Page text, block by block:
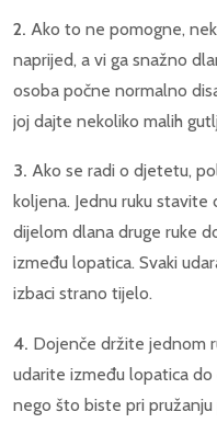
2. Ako to ne pomogne,
naprijed, a vi ga snažno
osoba počne normalno
joj dajte nekoliko malih
3. Ako se radi o djetetu,
koljena. Jednu ruku
dijelom dlana druge ruke
između lopatica. Svaki
izbaci strano tijelo.
4. Dojenče držite jednom
udarite između lopatica
nego što biste pri